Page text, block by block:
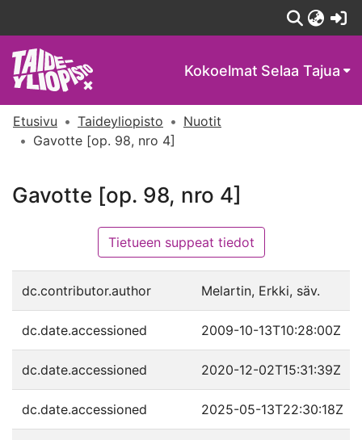
Kokoelmat Selaa Tajua
Etusivu Taideyliopisto
Nuotit
Gavotte [op. 98, nro 4]
Gavotte [op. 98, nro 4]
Tietueen suppeat tiedot
dc.contributor.author Melartin, Erkki, säv.
dc.date.accessioned 2009-10-13T10:28:00Z
dc.date.accessioned 2020-12-02T15:31:39Z
dc.date.accessioned 2025-05-13T22:30:18Z